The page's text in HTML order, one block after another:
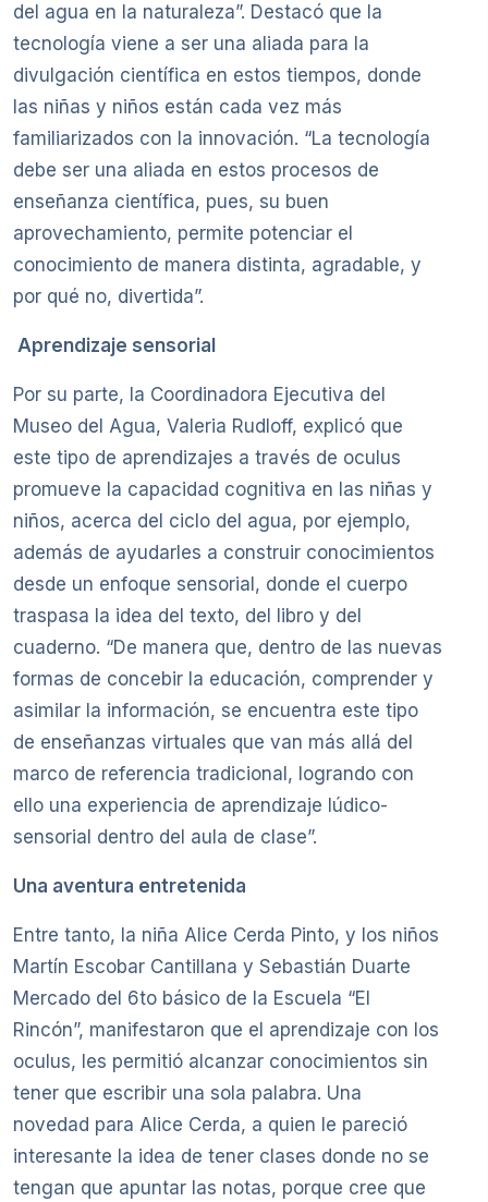
del agua en la naturaleza”. Destacó que la
tecnología viene a ser una aliada para la
divulgación científica en estos tiempos, donde
las niñas y niños están cada vez más
familiarizados con la innovación. “La tecnología
debe ser una aliada en estos procesos de
enseñanza científica, pues, su buen
aprovechamiento, permite potenciar el
conocimiento de manera distinta, agradable, y
por qué no, divertida”.
Aprendizaje sensorial
Por su parte, la Coordinadora Ejecutiva del
Museo del Agua, Valeria Rudloff, explicó que
este tipo de aprendizajes a través de oculus
promueve la capacidad cognitiva en las niñas y
niños, acerca del ciclo del agua, por ejemplo,
además de ayudarles a construir conocimientos
desde un enfoque sensorial, donde el cuerpo
traspasa la idea del texto, del libro y del
cuaderno. “De manera que, dentro de las nuevas
formas de concebir la educación, comprender y
asimilar la información, se encuentra este tipo
de enseñanzas virtuales que van más allá del
marco de referencia tradicional, logrando con
ello una experiencia de aprendizaje lúdico-
sensorial dentro del aula de clase”.
Una aventura entretenida
Entre tanto, la niña Alice Cerda Pinto, y los niños
Martín Escobar Cantillana y Sebastián Duarte
Mercado del 6to básico de la Escuela “El
Rincón”, manifestaron que el aprendizaje con los
oculus, les permitió alcanzar conocimientos sin
tener que escribir una sola palabra. Una
novedad para Alice Cerda, a quien le pareció
interesante la idea de tener clases donde no se
tengan que apuntar las notas, porque cree que